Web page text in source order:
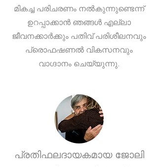
മികച്ച പരിചരണം നൽകുന്നുണ്ടെന്ന്
ഉറപ്പാക്കാൻ ഞങ്ങൾ എല്ലാ
ജീവനക്കാർക്കും പതിവ് പരിശീലനവും
പ്രൊഫഷണൽ വികസനവും
വാഗ്ദാനം ചെയ്യുന്നു.
പ്രതിഫലദായകമായ ജോലി